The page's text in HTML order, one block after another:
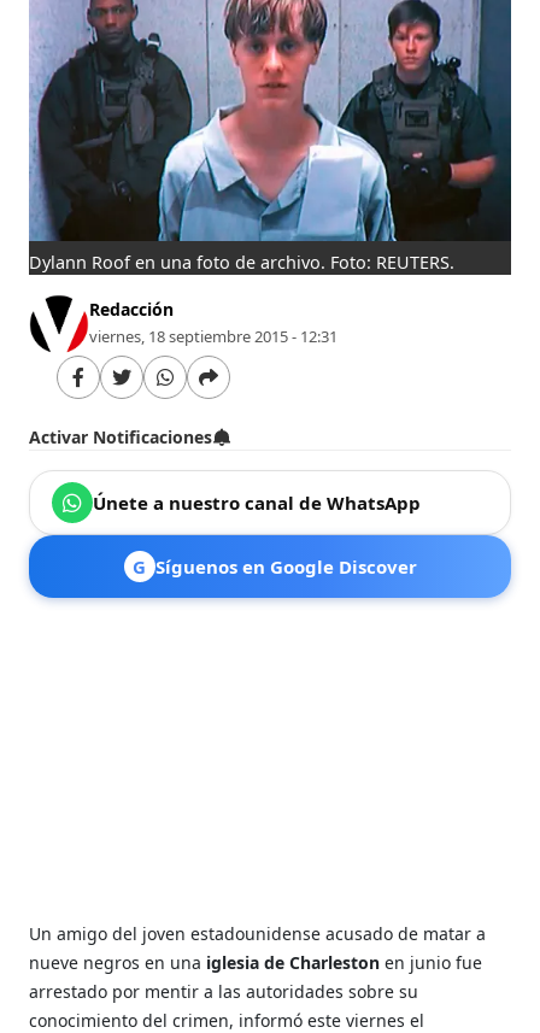
Dylann Roof en una foto de archivo. Foto: REUTERS.
Redacción
viernes, 18 septiembre 2015 - 12:31
Activar Notificaciones
Únete a nuestro canal de WhatsApp
G Síguenos en Google Discover
Un amigo del joven estadounidense acusado de matar a
nueve negros en una iglesia de Charleston en junio fue
arrestado por mentir a las autoridades sobre su
conocimiento del crimen, informó este viernes el